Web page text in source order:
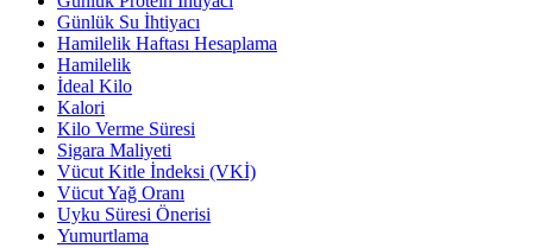
Günlük Su İhtiyacı
Hamilelik Haftası Hesaplama
Hamilelik
İdeal Kilo
Kalori
Kilo Verme Süresi
Sigara Maliyeti
Vücut Kitle İndeksi (VKİ)
Vücut Yağ Oranı
Uyku Süresi Önerisi
Yumurtlama